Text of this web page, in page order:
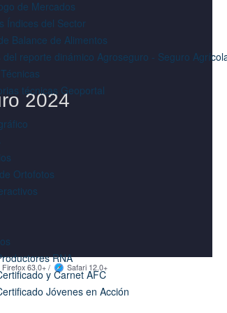
de Mercados
Índices del Sector
Balance de Alimentos
del reporte dinámico Agroseguro - Seguro
técnicas Geoportal
Ortofotos
RNA
y Carnet AFC
Jóvenes en Acción
Firefox 63.0+ / Safari 12.0+